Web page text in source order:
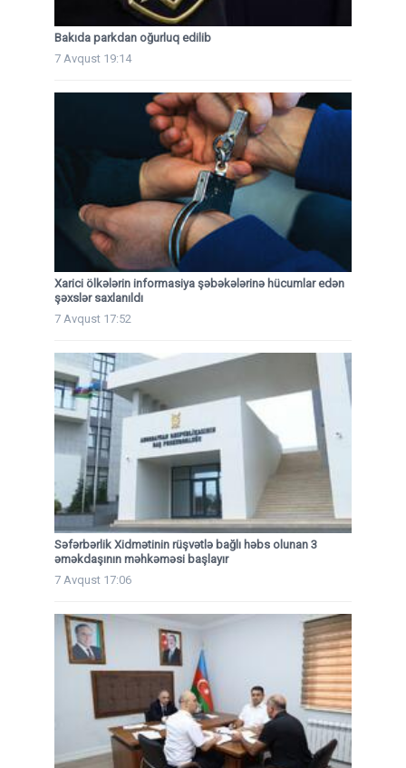
Bakıda parkdan oğurluq edilib
7 Avqust 19:14
Xarici ölkələrin informasiya şəbəkələrinə hücumlar edən
şəxslər saxlanıldı
7 Avqust 17:52
Səfərbərlik Xidmətinin rüşvətlə bağlı həbs olunan 3
əməkdaşının məhkəməsi başlayır
7 Avqust 17:06